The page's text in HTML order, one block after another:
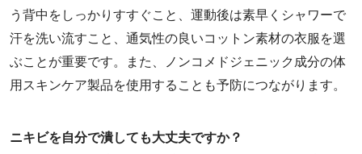
う背中をしっかりすすぐこと、運動後は素早くシャワーで
汗を洗い流すこと、通気性の良いコットン素材の衣服を選
ぶことが重要です。また、ノンコメドジェニック成分の体
用スキンケア製品を使用することも予防につながります。
ニキビを自分で潰しても大丈夫ですか？